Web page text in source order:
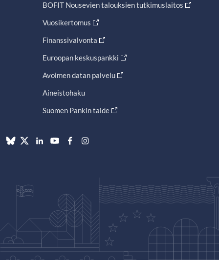
BOFIT Nousevien talouksien tutkimuslaitos
Vuosikertomus
Finanssivalvonta
Euroopan keskuspankki
Avoimen datan palvelu
Aineistohaku
Suomen Pankin taide